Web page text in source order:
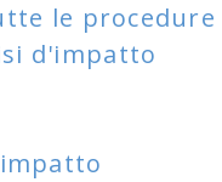
le procedure
d'impatto